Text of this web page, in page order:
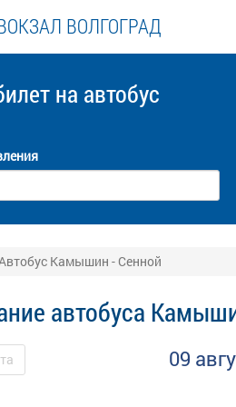
ВОЛГОГРАД
на автобус
Камышин - Сенной
автобуса
09